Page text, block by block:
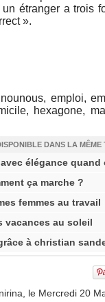
étranger a trois
».
emploi,
hexagone,
DANS LA MÊME
élégance quand
ça marche ?
femmes au travail
vacances au soleil
à christian
le Mercredi 20